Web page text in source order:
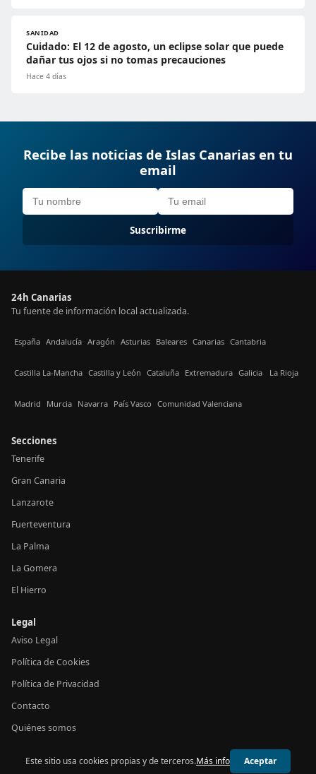
SANIDAD
Cuidado: El 12 de agosto, un eclipse solar que puede
dañar tus ojos si no tomas precauciones
Hace 4 días
Recibe las noticias de Islas Canarias en tu
email
Suscribirme
24h Canarias
Tu fuente de información local actualizada.
España Andalucía Aragón Asturias Baleares Canarias Cantabria
Castilla La-Mancha Castilla y León Cataluña Extremadura Galicia La Rioja
Madrid Murcia Navarra País Vasco Comunidad Valenciana
Secciones
Tenerife
Gran Canaria
Lanzarote
Fuerteventura
La Palma
La Gomera
El Hierro
Legal
Aviso Legal
Política de Cookies
Política de Privacidad
Contacto
Quiénes somos
© 2026 24h Canarias
Este sitio usa cookies propias y de terceros.Más info Aceptar